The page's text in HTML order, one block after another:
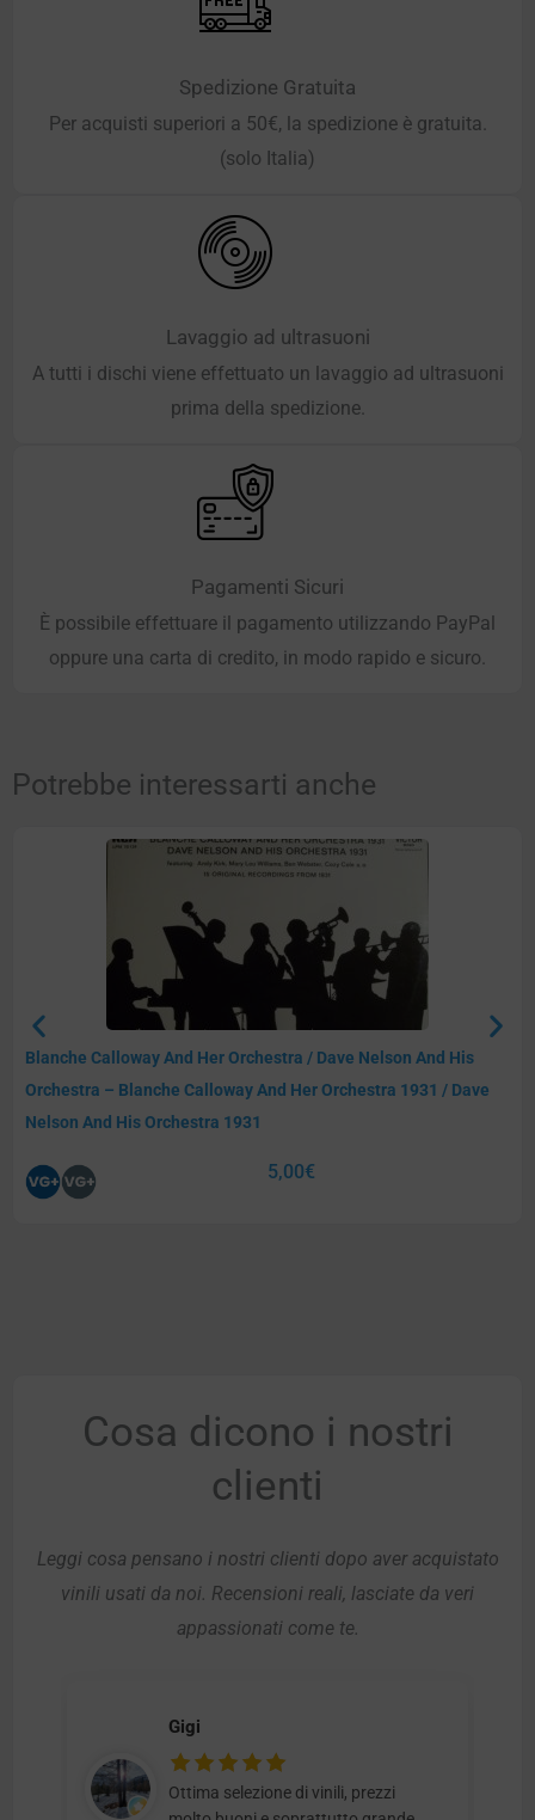
Spedizione Gratuita
Per acquisti superiori a 50€, la spedizione è gratuita.
(solo Italia)
Lavaggio ad ultrasuoni
A tutti i dischi viene effettuato un lavaggio ad ultrasuoni
prima della spedizione.
Pagamenti Sicuri
È possibile effettuare il pagamento utilizzando PayPal
oppure una carta di credito, in modo rapido e sicuro.
Potrebbe interessarti anche
Blanche Calloway And Her Orchestra / Dave Nelson And His
Orchestra – Blanche Calloway And Her Orchestra 1931 / Dave
Nelson And His Orchestra 1931
5,00€
Cosa dicono i nostri
clienti
Leggi cosa pensano i nostri clienti dopo aver acquistato
vinili usati da noi. Recensioni reali, lasciate da veri
appassionati come te.
Gigi
Ottima selezione di vinili, prezzi